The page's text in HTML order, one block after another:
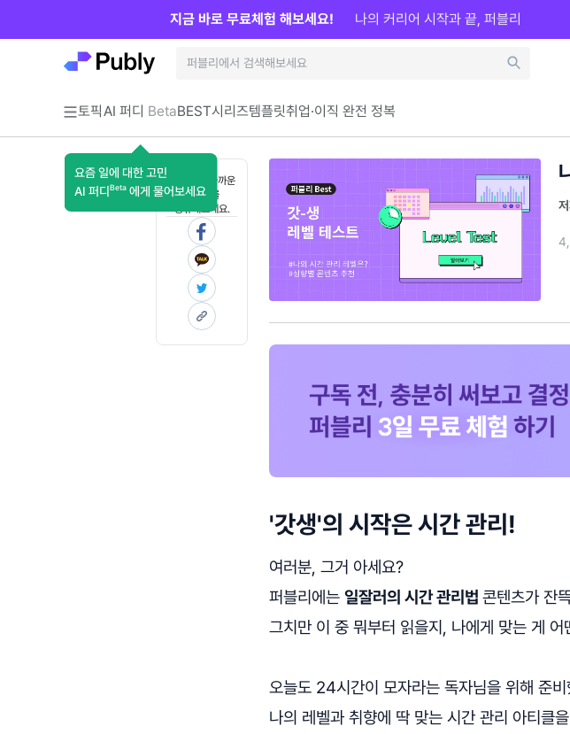
토픽AI 퍼디 Beta
요즘 일에 대한 고민
AI 퍼디 Beta 에게 물어보세요
BEST시리즈템플릿취업·이직 완전 정복
지금 바로 무료체험 해보세요! 나의 커리어 시작과 끝, 퍼블리
혼자 보기 아까운
콘텐츠를
공유해보세요.
'갓생'의 시작은 시간 관리!
여러분, 그거 아세요?
퍼블리에는 일잘러의 시간 관리법 콘텐츠가 잔
그치만 이 중 뭐부터 읽을지, 나에게 맞는 게
오늘도 24시간이 모자라는 독자님을 위해 준
나의 레벨과 취향에 딱 맞는 시간 관리 아티클